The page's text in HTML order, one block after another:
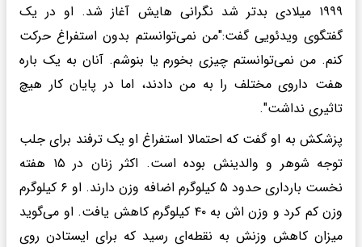
۱۹۹۹ میلادی بدتر شد نگرانی هایش آغاز شد. او در یک
گفتگوی ویدئویی گفت:"من نمی‌توانستم بدون استفراغ حرکت
کنم. من نمی‌توانستم چیزی بخورم یا بنوشم. آنان به یک باره
هفت داروی مختلف را به من دادند، اما در پایان کار هیچ
تاثیری نداشت".
پزشکش به او گفت که احتمالا استفراغ او یک ترفند برای جلب
توجه شوهر و والدینش بوده است. اکثر زنان در ۱۵ هفته
نخست بارداری حدود ۵ کیلوگرم اضافه وزن دارند. او ۶ کیلوگرم
وزن کم کرد و وزن اش به ۴۰ کیلوگرم کاهش یافت. او می‌گوید
میزان کاهش وزنش به نقطه‌ای رسید که برای ایستادن روی